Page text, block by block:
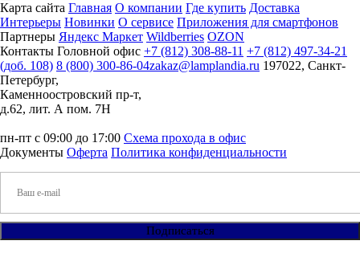
Карта сайта Главная О компании Где купить Доставка
Интерьеры Новинки О сервисе Приложения для смартфонов
Партнеры Яндекс Маркет Wildberries OZON
Контакты Головной офис +7 (812) 308-88-11 +7 (812) 497-34-21
(доб. 108) 8 (800) 300-86-04zakaz@lamplandia.ru 197022, Санкт-
Петербург,
Каменноостровский пр-т,
д.62, лит. А пом. 7Н
пн-пт с 09:00 до 17:00 Схема прохода в офис
Документы Оферта Политика конфиденциальности